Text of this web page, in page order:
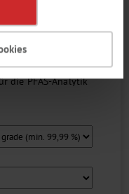
allgegenwärtig.
von Mensch
CHEMSOLUTE®
die PFAS-Analytik